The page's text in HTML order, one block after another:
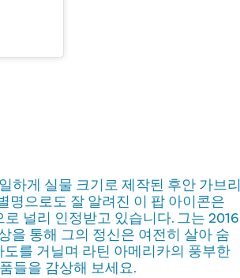
하게 실물 크기로 제작된 후안 가브리
명으로도 잘 알려진 이 팝 아이콘은
널리 인정받고 있습니다. 그는 2016
을 통해 그의 정신은 여전히 살아 숨
를 거닐며 라틴 아메리카의 풍부한
들을 감상해 보세요.